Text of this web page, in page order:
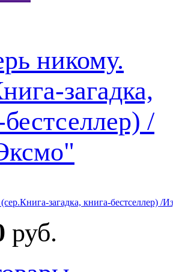
загадка, книга-бестселлер) /
руб.